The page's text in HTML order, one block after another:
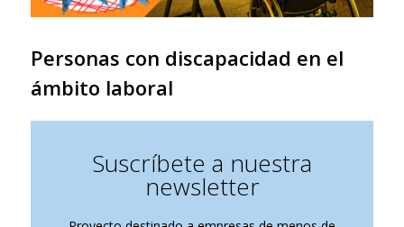
Personas con discapacidad en el
ámbito laboral
Suscríbete a nuestra
newsletter